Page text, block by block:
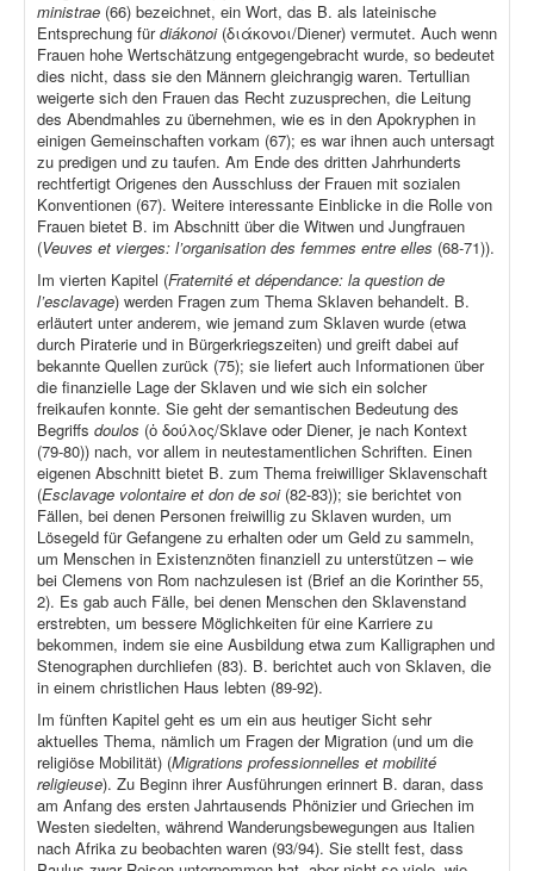
ministrae (66) bezeichnet, ein Wort, das B. als lateinische
Entsprechung fürdiákonoi (διάκονοι/Diener) vermutet. Auch wenn
Frauen hohe Wertschätzung entgegengebracht wurde, so bedeutet
dies nicht, dass sie den Männern gleichrangig waren. Tertullian
weigerte sich den Frauen das Recht zuzusprechen, die Leitung
des Abendmahles zu übernehmen, wie es in den Apokryphen in
einigen Gemeinschaften vorkam (67); es war ihnen auch untersagt
zu predigen und zu taufen. Am Ende des dritten Jahrhunderts
rechtfertigt Origenes den Ausschluss der Frauen mit sozialen
Konventionen (67). Weitere interessante Einblicke in die Rolle von
Frauen bietet B. im Abschnitt über die Witwen und Jungfrauen
(Veuves et vierges: l’organisation des femmes entre elles (68-71)).
Im vierten Kapitel (Fraternité et dépendance: la question de
l’esclavage) werden Fragen zum Thema Sklaven behandelt. B.
erläutert unter anderem, wie jemand zum Sklaven wurde (etwa
durch Piraterie und in Bürgerkriegszeiten) und greift dabei auf
bekannte Quellen zurück (75); sie liefert auch Informationen über
die finanzielle Lage der Sklaven und wie sich ein solcher
freikaufen konnte. Sie geht der semantischen Bedeutung des
Begriffs doulos (ὁ δούλος/Sklave oder Diener, je nach Kontext
(79-80)) nach, vor allem in neutestamentlichen Schriften. Einen
eigenen Abschnitt bietet B. zum Thema freiwilliger Sklavenschaft
(Esclavage volontaire et don de soi(82-83)); sie berichtet von
Fällen, bei denen Personen freiwillig zu Sklaven wurden, um
Lösegeld für Gefangene zu erhalten oder um Geld zu sammeln,
um Menschen in Existenznöten finanziell zu unterstützen – wie
bei Clemens von Rom nachzulesen ist (Brief an die Korinther 55,
2). Es gab auch Fälle, bei denen Menschen den Sklavenstand
erstrebten, um bessere Möglichkeiten für eine Karriere zu
bekommen, indem sie eine Ausbildung etwa zum Kalligraphen und
Stenographen durchliefen (83). B. berichtet auch von Sklaven, die
in einem christlichen Haus lebten (89-92).
Im fünften Kapitel geht es um ein aus heutiger Sicht sehr
aktuelles Thema, nämlich um Fragen der Migration (und um die
religiöse Mobilität) (Migrations professionnelles et mobilité
religieuse). Zu Beginn ihrer Ausführungen erinnert B. daran, dass
am Anfang des ersten Jahrtausends Phönizier und Griechen im
Westen siedelten, während Wanderungsbewegungen aus Italien
nach Afrika zu beobachten waren (93/94). Sie stellt fest, dass